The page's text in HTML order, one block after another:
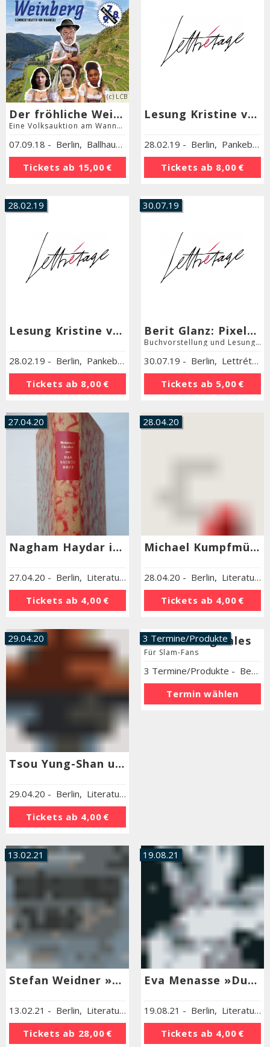
(c) LCB
Der fröhliche Weinberg
Eine Volksauktion am Wannsee nach Carl Zuckmayers gleichnamigem Lustspiel
07.09.18 - Berlin, Ballhaus Ost
Tickets ab 15,00 €
Lesung Kristine von Soden"Ob die Möwen manchmal an mich denken"
28.02.19 - Berlin, Pankebuch - Die schönsten Bücher des Nordens
Tickets ab 8,00 €
28.02.19
Lesung Kristine von Soden"Ob die Möwen manchmal an mich denken"
28.02.19 - Berlin, Pankebuch - Die schönsten Bücher des Nordens
Tickets ab 8,00 €
30.07.19
Berit Glanz: Pixeltänzer (Buchpremiere)
Buchvorstellung und Lesung mit Berit Glanz
30.07.19 - Berlin, Lettrétage
Tickets ab 5,00 €
27.04.20
Nagham Haydar im Gespräch mit Ramy Al-Asheq über Mohamed Choukri »Das nackte Brot«
27.04.20 - Berlin, Literaturhaus Berlin
Tickets ab 4,00 €
28.04.20
Michael Kumpfmüller »Ach, Virginia«
28.04.20 - Berlin, Literaturhaus Berlin
Tickets ab 4,00 €
29.04.20
Tsou Yung-Shan und Milenko Goranović
29.04.20 - Berlin, Literaturhaus Berlin
Tickets ab 4,00 €
3 Termine/Produkte
13.02.21
Stefan Weidner »Ground Zero«
13.02.21 - Berlin, Literaturhaus Berlin
Tickets ab 28,00 €
19.08.21
Eva Menasse »Dunkelblum«
19.08.21 - Berlin, Literaturhaus Berlin
Tickets ab 4,00 €